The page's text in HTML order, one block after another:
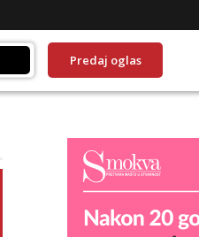
Predaj oglas